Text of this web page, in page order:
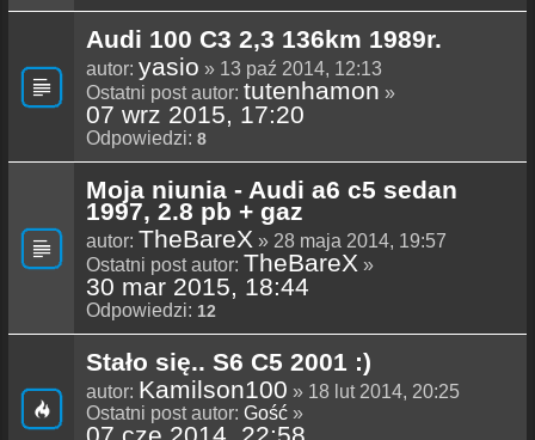
Audi 100 C3 2,3 136km 1989r.
autor: yasio » 13 paź 2014, 12:13
Ostatni post autor: tutenhamon »
07 wrz 2015, 17:20
Odpowiedzi: 8
Moja niunia - Audi a6 c5 sedan
1997, 2.8 pb + gaz
autor: TheBareX » 28 maja 2014, 19:57
Ostatni post autor: TheBareX »
30 mar 2015, 18:44
Odpowiedzi: 12
Stało się.. S6 C5 2001 :)
autor: Kamilson100 » 18 lut 2014, 20:25
Ostatni post autor: Gość »